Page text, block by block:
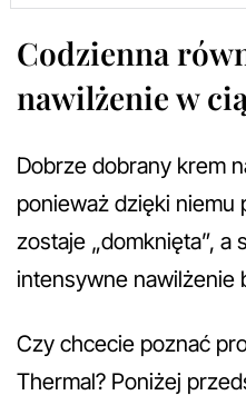
Codzienna
nawilżenie w
Dobrze dobrany krem
ponieważ dzięki niemu
zostaje „domknięta”, a
intensywne nawilżenie
Czy chcecie poznać
Thermal? Poniżej